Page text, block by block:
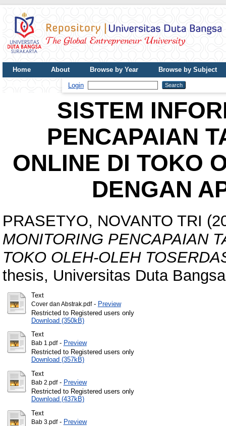
Home About Browse by Year
Browse by Subject
Login
SISTEM
PENCAPAIAN
ONLINE DI TOKO
DENGAN
PRASETYO, NOVANTO TRI
MONITORING PENCAPAIAN
TOKO OLEH-OLEH
thesis, Universitas Duta
Text
Cover dan Abstrak.pdf- Preview
Restricted to Registered users only
Download (350kB)
Text
Bab 1.pdf- Preview
Restricted to Registered users only
Download (357kB)
Text
Bab 2.pdf- Preview
Restricted to Registered users only
Download (437kB)
Text
Bab 3.pdf- Preview